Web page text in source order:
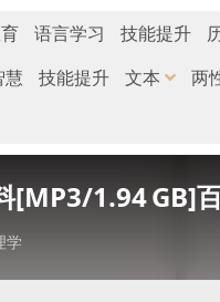
语言学习 技能提升
慧 技能提升 文本 两
[MP3/1.94 GB]
学